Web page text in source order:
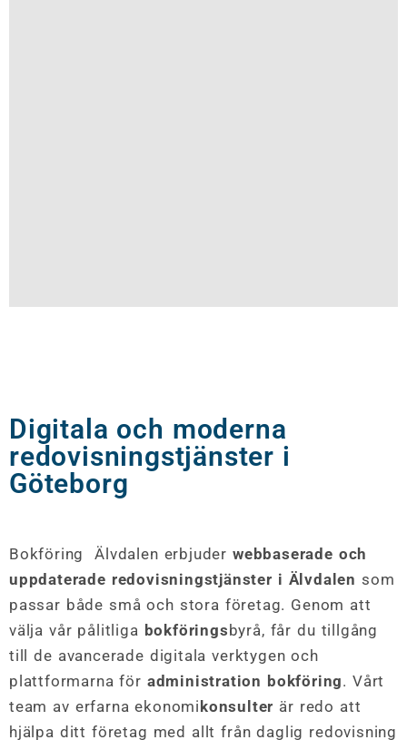
Digitala och moderna
redovisningstjänster i
Göteborg
Bokföring Älvdalen erbjuder webbaserade och
uppdaterade redovisningstjänster i Älvdalen som
passar både små och stora företag. Genom att
välja vår pålitliga bokföringsbyrå, får du tillgång
till de avancerade digitala verktygen och
plattformarna för administration bokföring. Vårt
team av erfarna ekonomi konsulter är redo att
hjälpa ditt företag med allt från daglig redovisning